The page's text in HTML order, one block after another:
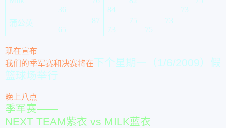
36
84
73
蒲公英
87
65
75
73
73
75
现在宣布
我们的季军赛和决赛将在下个星期一（1/6/2009）假
篮球场举行
晚上八点
季军赛——
NEXT TEAM紫衣 vs MILK蓝衣